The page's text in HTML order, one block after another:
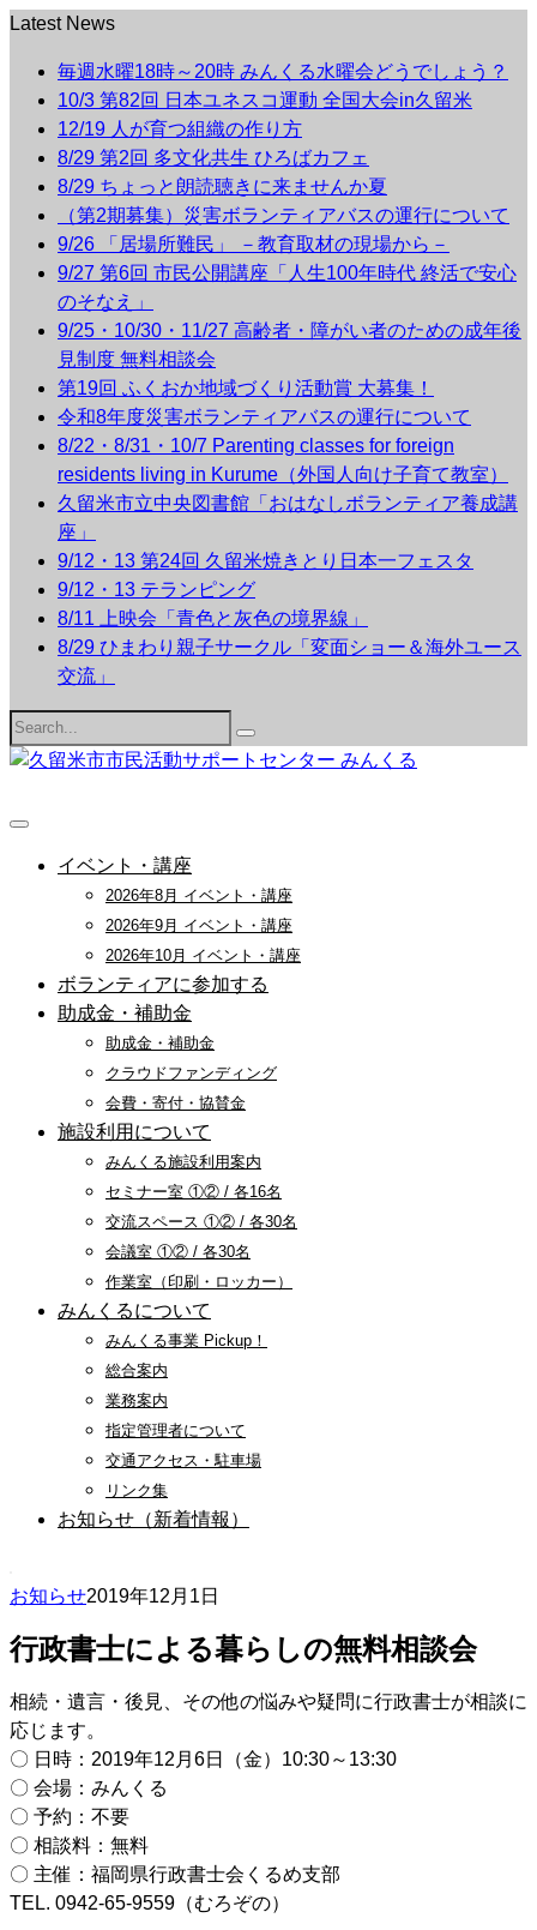
Latest News
毎週水曜18時～20時 みんくる水曜会どうでしょう？
10/3 第82回 日本ユネスコ運動 全国大会in久留米
12/19 人が育つ組織の作り方
8/29 第2回 多文化共生 ひろばカフェ
8/29 ちょっと朗読聴きに来ませんか夏
（第2期募集）災害ボランティアバスの運行について
9/26 「居場所難民」 －教育取材の現場から－
9/27 第6回 市民公開講座「人生100年時代 終活で安心
のそなえ」
9/25・10/30・11/27 高齢者・障がい者のための成年後
見制度 無料相談会
第19回 ふくおか地域づくり活動賞 大募集！
令和8年度災害ボランティアバスの運行について
8/22・8/31・10/7 Parenting classes for foreign
residents living in Kurume（外国人向け子育て教室）
久留米市立中央図書館「おはなしボランティア養成講
座」
9/12・13 第24回 久留米焼きとり日本一フェスタ
9/12・13 テランピング
8/11 上映会「青色と灰色の境界線」
8/29 ひまわり親子サークル「変面ショー＆海外ユース
交流」
Search
for:
イベント・講座
2026年8月 イベント・講座
2026年9月 イベント・講座
2026年10月 イベント・講座
ボランティアに参加する
助成金・補助金
助成金・補助金
クラウドファンディング
会費・寄付・協賛金
施設利用について
みんくる施設利用案内
セミナー室 ①② / 各16名
交流スペース ①② / 各30名
会議室 ①② / 各30名
作業室（印刷・ロッカー）
みんくるについて
みんくる事業 Pickup！
総合案内
業務案内
指定管理者について
交通アクセス・駐車場
リンク集
お知らせ（新着情報）
お知らせ2019年12月1日
行政書士による暮らしの無料相談会
相続・遺言・後見、その他の悩みや疑問に行政書士が相談に
応じます。
〇 日時：2019年12月6日（金）10:30～13:30
〇 会場：みんくる
〇 予約：不要
〇 相談料：無料
〇 主催：福岡県行政書士会くるめ支部
TEL. 0942-65-9559（むろぞの）